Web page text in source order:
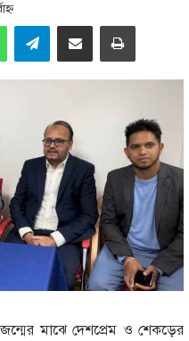
WhatsAppTelegramShare via Email Print
মাঝে দেশপ্রেম ও শেকড়ের